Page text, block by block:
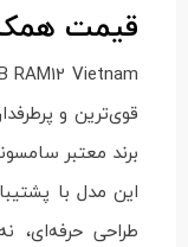
قیمت
قوی‌ترین و
برند معتبر
طراحی حرفه‌ای،